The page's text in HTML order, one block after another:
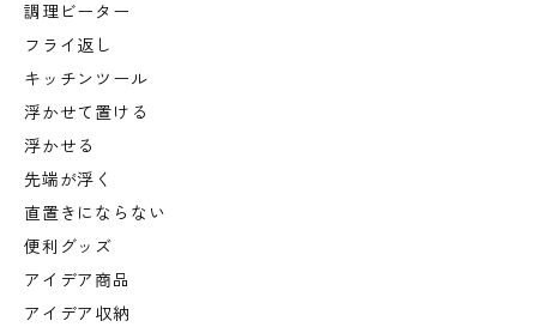
調理ビーター
フライ返し
キッチンツール
浮かせて置ける
浮かせる
先端が浮く
直置きにならない
便利グッズ
アイデア商品
アイデア収納